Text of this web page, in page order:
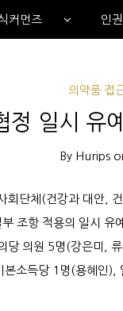
커먼즈 인권
의약품 접
정 일시 유
By Hurips
회단체(건강과 대안,
조항 적용의 일시
당 의원 5명(강은미,
소득당 1명(용혜인),